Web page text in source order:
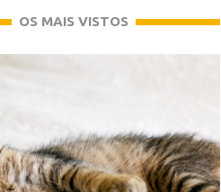
OS MAIS VISTOS